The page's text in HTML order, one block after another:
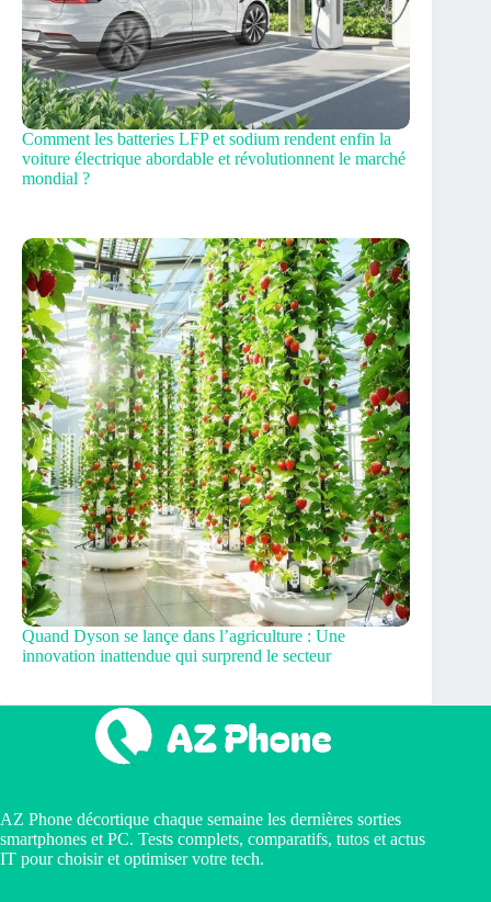
Comment les batteries LFP et sodium rendent enfin la
voiture électrique abordable et révolutionnent le marché
mondial ?
Quand Dyson se lançe dans l’agriculture : Une
innovation inattendue qui surprend le secteur
AZ Phone décortique chaque semaine les dernières sorties
smartphones et PC. Tests complets, comparatifs, tutos et actus
IT pour choisir et optimiser votre tech.